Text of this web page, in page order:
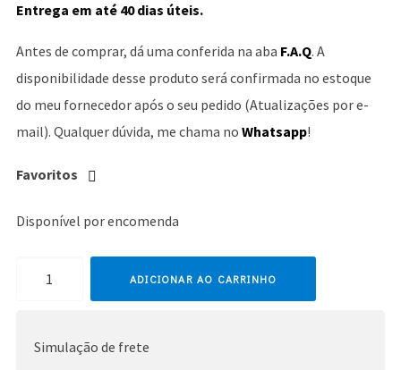
Entrega em até 40 dias úteis.
Antes de comprar, dá uma conferida na aba F.A.Q. A
disponibilidade desse produto será confirmada no estoque
do meu fornecedor após o seu pedido (Atualizações por e-
mail). Qualquer dúvida, me chama no Whatsapp!
Favoritos
Disponível por encomenda
ADICIONAR AO CARRINHO
Simulação de frete